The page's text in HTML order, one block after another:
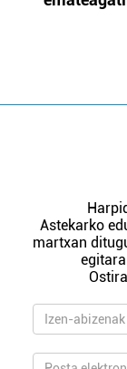
Astekarko
martxan